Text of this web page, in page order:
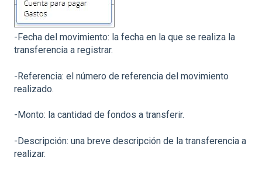
-Fecha del movimiento: la fecha en la que se realiza la
transferencia a registrar.
-Referencia: el número de referencia del movimiento
realizado.
-Monto: la cantidad de fondos a transferir.
-Descripción: una breve descripción de la transferencia a
realizar.